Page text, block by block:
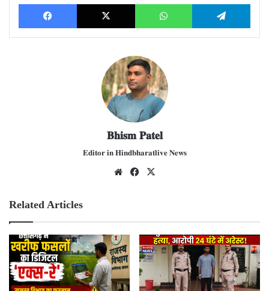
Facebook X WhatsApp
𝐁𝐡𝐢𝐬𝐦 𝐏𝐚𝐭𝐞𝐥
𝐄𝐝𝐢𝐭𝐨𝐫 𝐢𝐧 𝐇𝐢𝐧𝐝𝐛𝐡𝐚𝐫𝐚𝐭𝐥𝐢𝐯𝐞 𝐍𝐞𝐰𝐬
We
Fac
Related Articles